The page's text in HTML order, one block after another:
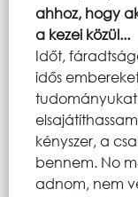
ahhoz, hogy
a kezei közül...
Időt,
idős
kényszer, a
bennem. No
adnom, nem